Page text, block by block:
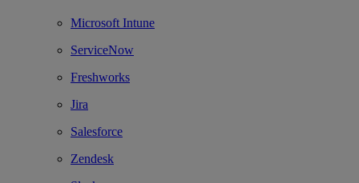
Microsoft Intune
ServiceNow
Freshworks
Jira
Salesforce
Zendesk